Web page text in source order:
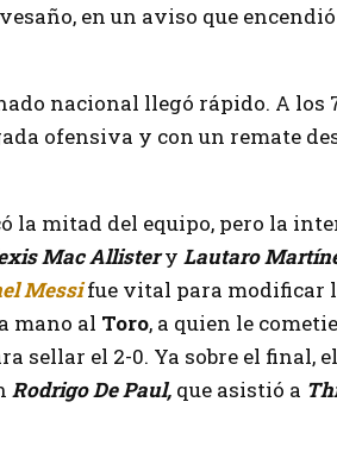
en un aviso que
nacional llegó rápido. A los
ofensiva y con un remate
la mitad del equipo, pero la
Mac Allister y Lautaro
Messi fue vital para modificar
mano al Toro, a quien le
sellar el 2-0. Ya sobre el final,
Rodrigo De Paul, que asistió a